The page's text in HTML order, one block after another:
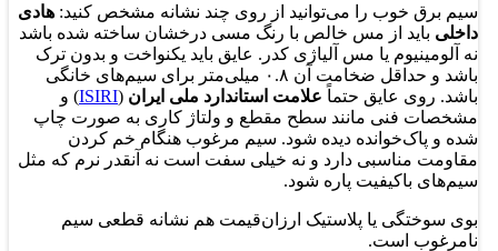
سیم برق خوب را می‌توانید از روی چند نشانه مشخص کنید: هادی
داخلی باید از مس خالص با رنگ مسی درخشان ساخته شده باشد
نه آلومینیوم یا مس آلیاژی کدر. عایق باید یکنواخت و بدون ترک
باشد و حداقل ضخامت آن ۰.۸ میلی‌متر برای سیم‌های خانگی
باشد. روی عایق حتماً علامت استاندارد ملی ایران (
ISIRI) و
مشخصات فنی مانند سطح مقطع و ولتاژ کاری به صورت چاپ
شده و پاک‌خوانده دیده شود. سیم مرغوب هنگام خم کردن
مقاومت مناسبی دارد و نه خیلی سفت است نه آنقدر نرم که مثل
سیم‌های باکیفیت پاره شود.
بوی سوختگی یا پلاستیک ارزان‌قیمت هم نشانه قطعی سیم
نامرغوب است.